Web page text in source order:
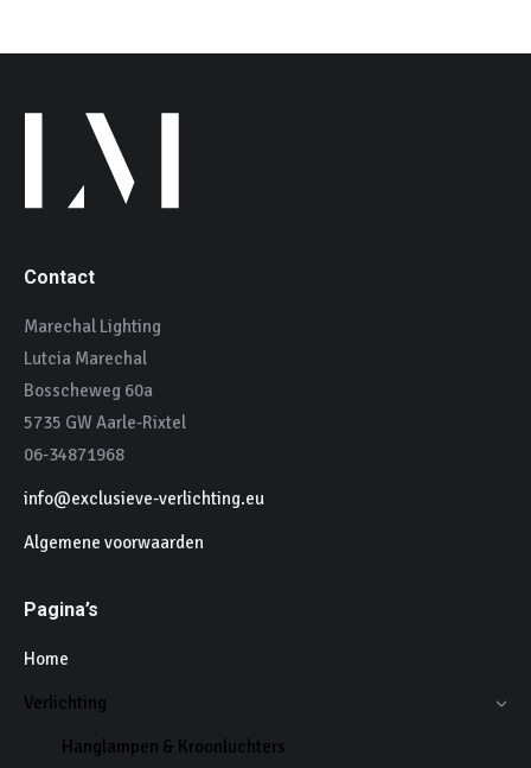
Contact
Marechal Lighting
Lutcia Marechal
Bosscheweg 60a
5735 GW Aarle-Rixtel
06-34871968
info@exclusieve-verlichting.eu
Algemene voorwaarden
Pagina’s
Home
Verlichting
Hanglampen & Kroonluchters